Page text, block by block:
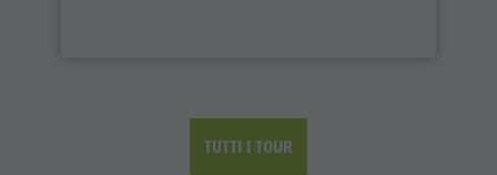
TUTTI I TOUR